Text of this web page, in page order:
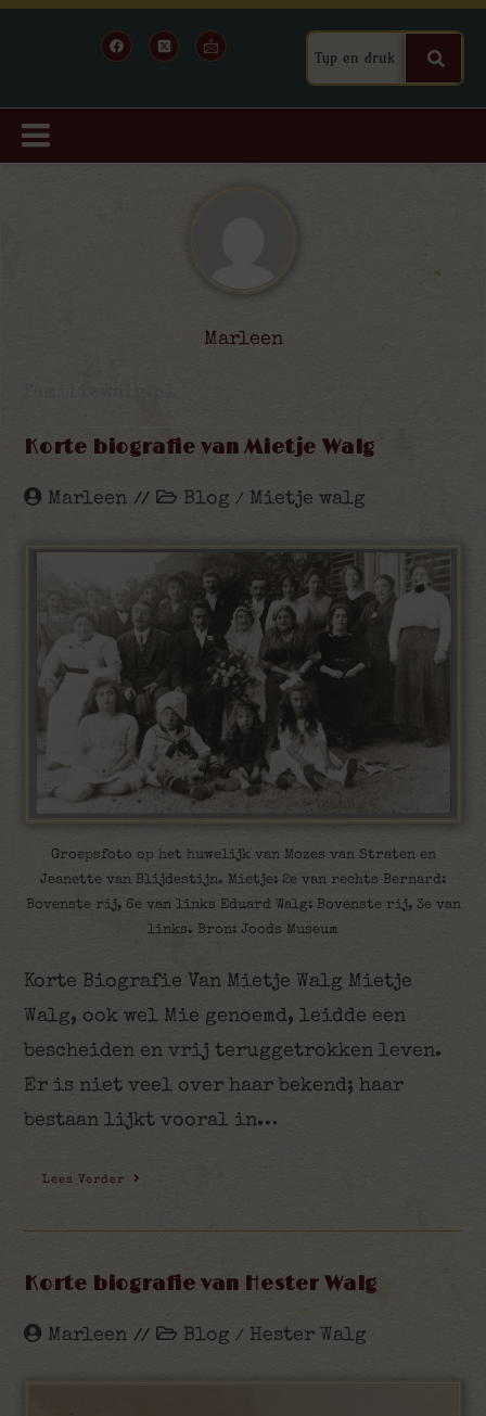
Marleen
Korte biografie van Mietje Walg
Marleen Blog / Mietje walg
Groepsfoto op het huwelijk van Mozes van Straten en
Jeanette van Blijdestijn. Mietje: 2e van rechts Bernard:
Bovenste rij, 6e van links Eduard Walg: Bovenste rij, 3e van
links. Bron: Joods Museum
Korte Biografie Van Mietje Walg Mietje
Walg, ook wel Mie genoemd, leidde een
bescheiden en vrij teruggetrokken leven.
Er is niet veel over haar bekend; haar
bestaan lijkt vooral in…
Lees Verder
Korte biografie van Hester Walg
Marleen Blog / Hester Walg